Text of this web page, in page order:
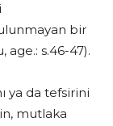
bir
s.46-47).
ya da tefsirini
mutlaka